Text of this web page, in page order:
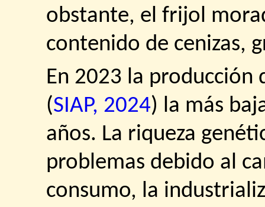
obstante, el frijol
contenido de cenizas,
En 2023 la
(SIAP, 2024) la más
años. La riqueza
problemas debido al
consumo, la